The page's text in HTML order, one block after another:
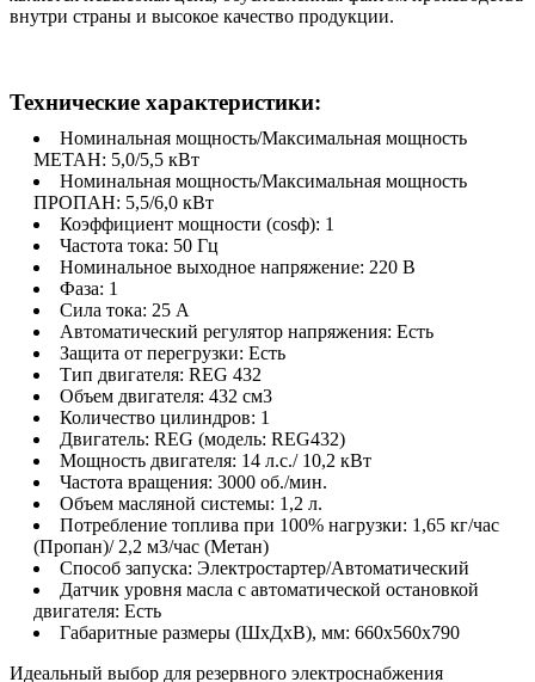
внутри страны и высокое качество продукции.
Технические характеристики:
Номинальная мощность/Максимальная мощность
МЕТАН: 5,0/5,5 кВт
Номинальная мощность/Максимальная мощность
ПРОПАН: 5,5/6,0 кВт
Коэффициент мощности (cosф): 1
Частота тока: 50 Гц
Номинальное выходное напряжение: 220 В
Фаза: 1
Сила тока: 25 А
Автоматический регулятор напряжения: Есть
Защита от перегрузки: Есть
Тип двигателя: REG 432
Объем двигателя: 432 см3
Количество цилиндров: 1
Двигатель: REG (модель: REG432)
Мощность двигателя: 14 л.с./ 10,2 кВт
Частота вращения: 3000 об./мин.
Объем масляной системы: 1,2 л.
Потребление топлива при 100% нагрузки: 1,65 кг/час
(Пропан)/ 2,2 м3/час (Метан)
Способ запуска: Электростартер/Автоматический
Датчик уровня масла с автоматической остановкой
двигателя: Есть
Габаритные размеры (ШхДхВ), мм: 660x560x790
Идеальный выбор для резервного электроснабжения